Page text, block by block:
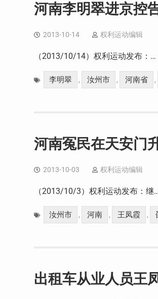
河南李明翠进京控
2013-10-14 权利运动编辑
（2013/10/14）权利运动发布：…
李明翠 , 汝州市 , 河南省 ,
河南冤民在天安门
2013-10-03 权利运动编辑
（2013/10/3）权利运动发布：继
汝州市 , 河南 , 王凤霞 ,
出租车从业人员王